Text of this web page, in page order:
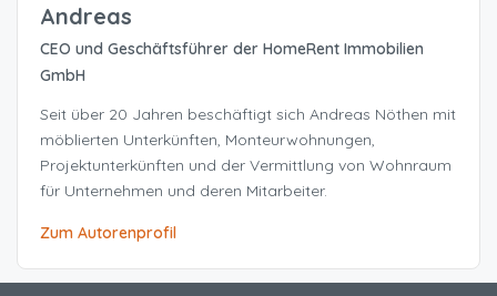
Andreas
CEO und Geschäftsführer der HomeRent Immobilien
GmbH
Seit über 20 Jahren beschäftigt sich Andreas Nöthen mit
möblierten Unterkünften, Monteurwohnungen,
Projektunterkünften und der Vermittlung von Wohnraum
für Unternehmen und deren Mitarbeiter.
Zum Autorenprofil